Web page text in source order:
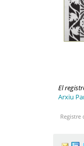
El
Arxiu
Registre